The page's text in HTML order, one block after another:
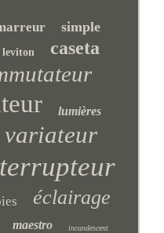
simple
leviton caseta
lumières
variateur
éclairage
maestro incandescent